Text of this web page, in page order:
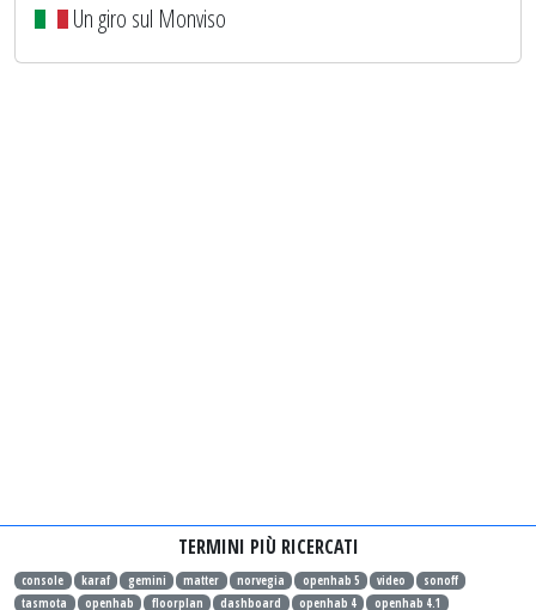
Un giro sul Monviso
TERMINI PIÙ RICERCATI
console karaf gemini matter norvegia openhab 5 video
sonoff
tasmota
openhab floorplan dashboard openhab 4
openhab 4.1